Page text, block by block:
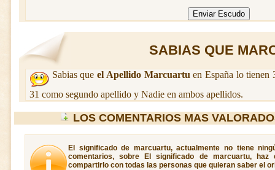
SABIAS QUE
Sabias queel Apellido Marcuartu en España lo tienen
31 como segundo apellido y Nadie en ambos apellidos.
LOS COMENTARIOS MAS
El significado de marcuartu, actualmente no tiene
comentarios, sobre El significado de marcuartu,
compartirlo con todas las personas que quieran saber el